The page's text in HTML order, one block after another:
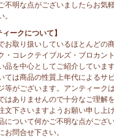
不明な点がございましたらお気
。
ィークについて】
お取り扱いしているほとんどの
・コレクテイブルズ・ブロカン
品を中心としてご紹介しています
ては商品の性質上年代によるサ
等がございます。アンティーク
はありませんので十分なご理解
文下さいますようお願い申し上
について何かご不明な点がござ
お問合せ下さい。